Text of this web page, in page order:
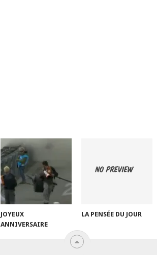
JOYEUX
ANNIVERSAIRE
LA PENSÉE DU JOUR